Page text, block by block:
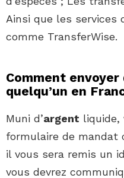
Ainsi que les services
comme TransferWise.
Comment envoyer
quelqu’un en
Muni d’argent liquide,
formulaire de mandat
il vous sera remis un
vous devrez